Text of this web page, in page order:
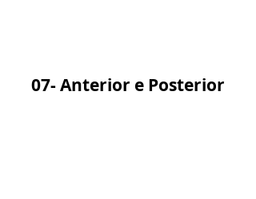
07- Anterior e Posterior